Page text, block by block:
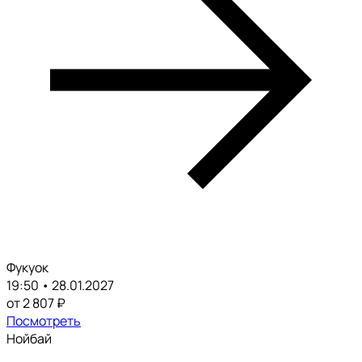
Фукуок
19:50 • 28.01.2027
от 2 807 ₽
Посмотреть
Нойбай